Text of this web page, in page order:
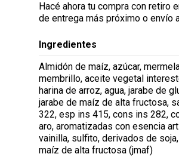
Hacé ahora tu compra con retiro
de entrega más próximo o envío
Ingredientes
Almidón de maíz, azúcar,
membrillo, aceite vegetal
harina de arroz, agua, jarabe de
jarabe de maíz de alta fructosa,
322, esp ins 415, cons ins 282,
aro, aromatizadas con esencia
vainilla, sulfito, derivados de
maíz de alta fructosa (jmaf)